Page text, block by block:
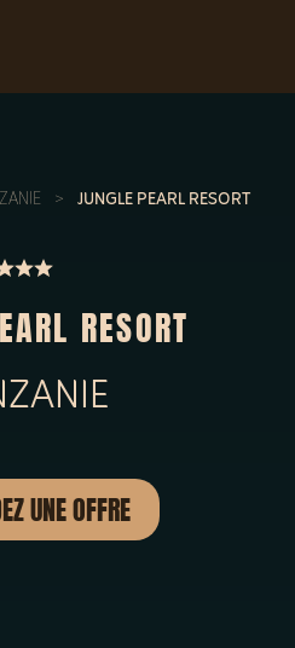
> JUNGLE PEARL RESORT
RESORT
UNE OFFRE